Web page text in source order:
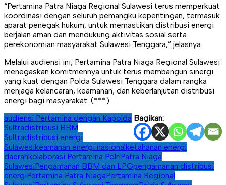
“Pertamina Patra Niaga Regional Sulawesi terus memperkuat
koordinasi dengan seluruh pemangku kepentingan, termasuk
aparat penegak hukum, untuk memastikan distribusi energi
berjalan aman dan mendukung aktivitas sosial serta
perekonomian masyarakat Sulawesi Tenggara,” jelasnya.
Melalui audiensi ini, Pertamina Patra Niaga Regional Sulawesi
menegaskan komitmennya untuk terus membangun sinergi
yang kuat dengan Polda Sulawesi Tenggara dalam rangka
menjaga kelancaran, keamanan, dan keberlanjutan distribusi
energi bagi masyarakat. (***)
Bagikan:
audiensi Pertamina dengan Kapolda
Sultradistribusi BBM
Sultradistribusi energi
Sulawesikeamanan energi nasionalketahanan energi
daerahkolaborasi Pertamina PolriPatra Niaga
SulawesiPengamanan BBM dan LPGpengamanan distribusi
energiPertamina Patra NiagaPertamina Regional